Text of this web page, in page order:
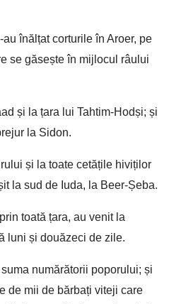
înălțat corturile în Aroer, pe
se găsește în mijlocul râului
și la țara lui Tahtim-Hodși; și
la Sidon.
și la toate cetățile hiviților
la sud de Iuda, la Beer-Șeba.
toată țara, au venit la
luni și douăzeci de zile.
numărătorii poporului; și
de mii de bărbați viteji care